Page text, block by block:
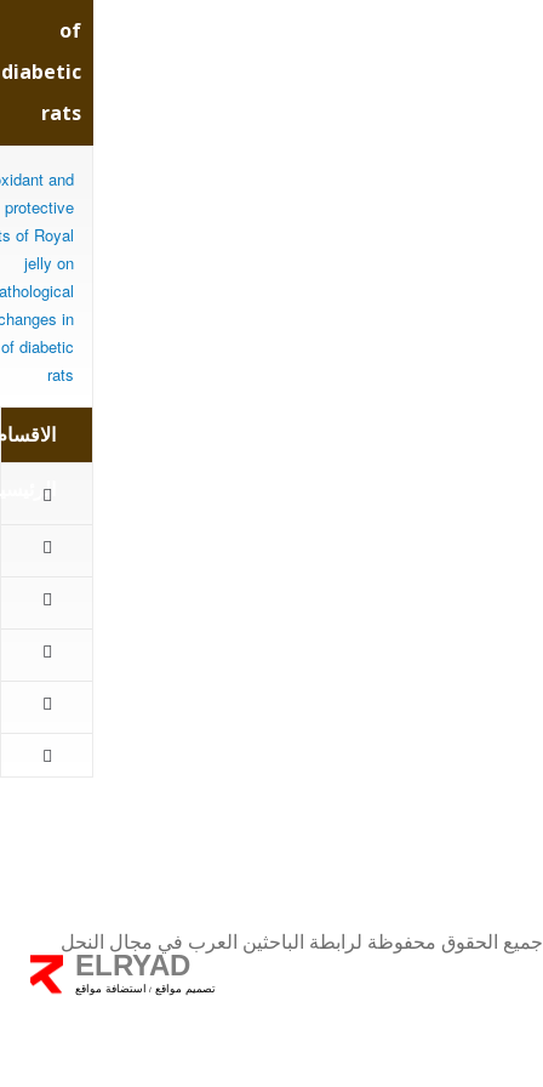
in
testis
of
of
diabetic
rats
and
protective
of Royal
jelly on
in
diabetic
rats
اهم
كتب
طلب
جميع الحقوق محفوظة لرابطة الباحثين العرب في مجال النحل
ELRYAD
تصميم مواقع / استضافة مواقع